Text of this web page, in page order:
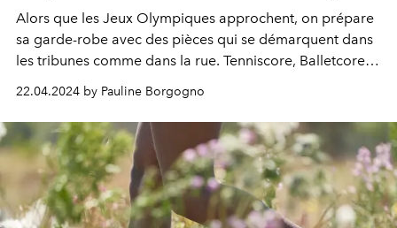
Alors que les Jeux Olympiques approchent, on prépare
sa garde-robe avec des pièces qui se démarquent dans
les tribunes comme dans la rue. Tenniscore, Balletcore
ou chic équestre : qu’importe sa préférence pourvu que
sport et mode unissent leurs forces.
22.04.2024 by Pauline Borgogno